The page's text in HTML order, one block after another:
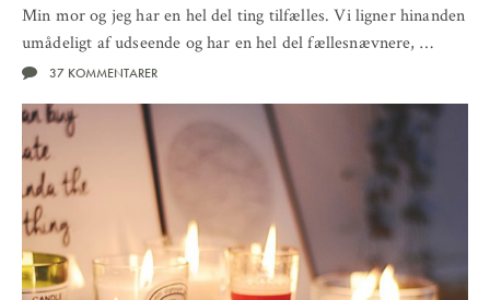
Min mor og jeg har en hel del ting tilfælles. Vi ligner hinanden
umådeligt af udseende og har en hel del fællesnævnere, …
37 KOMMENTARER